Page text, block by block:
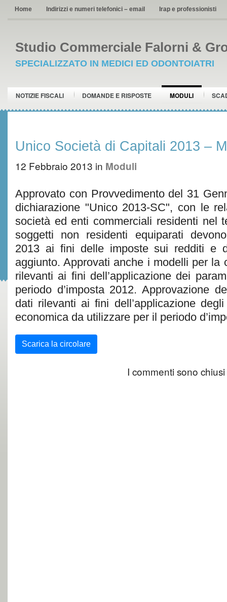
Home Indirizzi e numeri telefonici – email Irap e professionisti
Studio Commerciale Falorni &
SPECIALIZZATO IN MEDICI ED ODONTOIATRI
NOTIZIE FISCALI DOMANDE E RISPOSTE MODULI
Unico Società di Capitali 2013 –
12 Febbraio 2013 in Moduli
Approvato con Provvedimento del 31
dichiarazione "Unico 2013-SC", con le
società ed enti commerciali residenti nel
soggetti non residenti equiparati
2013 ai fini delle imposte sui redditi e
aggiunto. Approvati anche i modelli per la
rilevanti ai fini dell’applicazione dei
periodo d’imposta 2012. Approvazione
dati rilevanti ai fini dell’applicazione
economica da utilizzare per il periodo
Scarica la circolare
I commenti sono chiusi